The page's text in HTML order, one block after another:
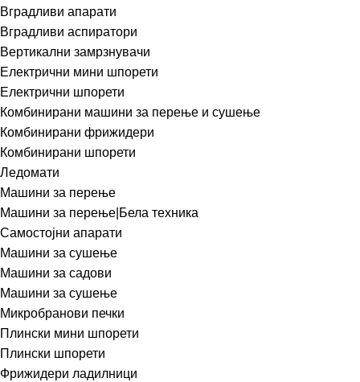
Вградливи апарати
Вградливи аспиратори
Вертикални замрзнувачи
Електрични мини шпорети
Електрични шпорети
Комбинирани машини за перење и сушење
Комбинирани фрижидери
Комбинирани шпорети
Ледомати
Машини за перење
Машини за перење|Бела техника
Самостојни апарати
Машини за сушење
Машини за садови
Машини за сушење
Микробранови печки
Плински мини шпорети
Плински шпорети
Фрижидери ладилници